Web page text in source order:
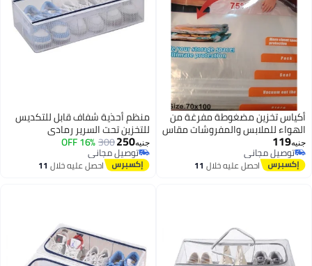
تخزين مضغوطة مفرغة من
للملابس والمفروشات مقاس
70×100 سم - حقائب حفظ وتوفير119
توصيل مجاني
توصيل مجانياحصل عليه خلال11
اغسطس
منظم أحذية شفاف قابل للتكديس
للتخزين تحت السرير رمادي
60×30×15 سم
جنيه250
300
16% OFF
توصيل مجاني
توصيل مجانياحصل عليه خلال11
اغسطس